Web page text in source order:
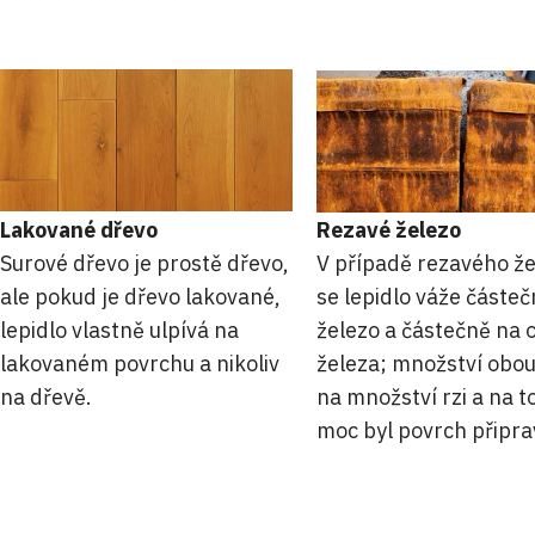
Lakované dřevo
Surové dřevo je prostě dřevo,
ale pokud je dřevo lakované,
lepidlo vlastně ulpívá na
lakovaném povrchu a nikoliv
na dřevě.
Rezavé železo
V případě rezavého
se lepidlo váže
železo a částečně na
železa; množství
na množství rzi a na
moc byl povrch